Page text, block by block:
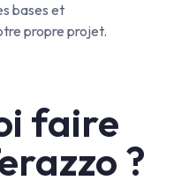
bases et
propre projet.
faire
?